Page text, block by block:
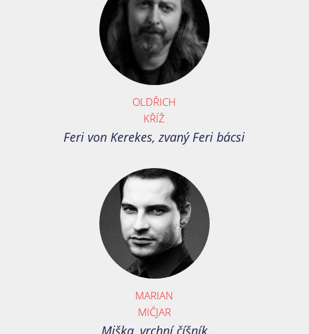
OLDŘICH
KŘÍŽ
Feri von Kerekes, zvaný Feri bácsi
MARIAN
MIČJAR
Miška, vrchní číšník